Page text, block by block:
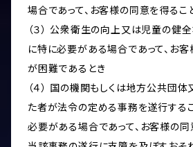
場合であって、お客様の同意を得るこ
（３） 公衆衛生の向上又は児童の健
に特に必要がある場合であって、お
が困難であるとき
（４） 国の機関もしくは地方公共団
た者が法令の定める事務を遂行する
必要がある場合であって、お客様の同